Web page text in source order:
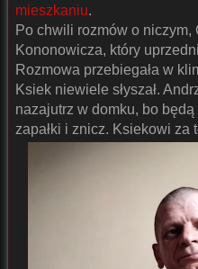
mieszkaniu.
Po chwili rozmów o niczym,
Kononowicza, który
Rozmowa przebiegała w
Ksiek niewiele słyszał.
nazajutrz w domku, bo
zapałki i znicz. Ksiekowi za